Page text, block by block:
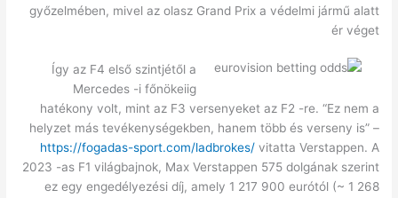
győzelmében, mivel az olasz Grand Prix a védelmi jármű alatt
ér véget
Így az F4 első szintjétől a
Mercedes -i főnökeiig
hatékony volt, mint az F3 versenyeket az F2 -re. “Ez nem a
helyzet más tevékenységekben, hanem több és verseny is” –
https://fogadas-sport.com/ladbrokes/vitatta Verstappen. A
2023 -as F1 világbajnok, Max Verstappen 575 dolgának szerint
ez egy engedélyezési díj, amely 1 217 900 eurótól (~ 1 268